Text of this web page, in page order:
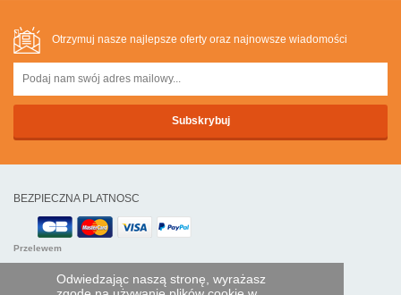
Odwiedzając naszą stronę, wyrażasz
Otrzymuj nasze najlepsze oferty oraz najnowsze wiadomości
BEZPIECZNA PLATNOSC
Przelewem
POMOC I USŁUGI